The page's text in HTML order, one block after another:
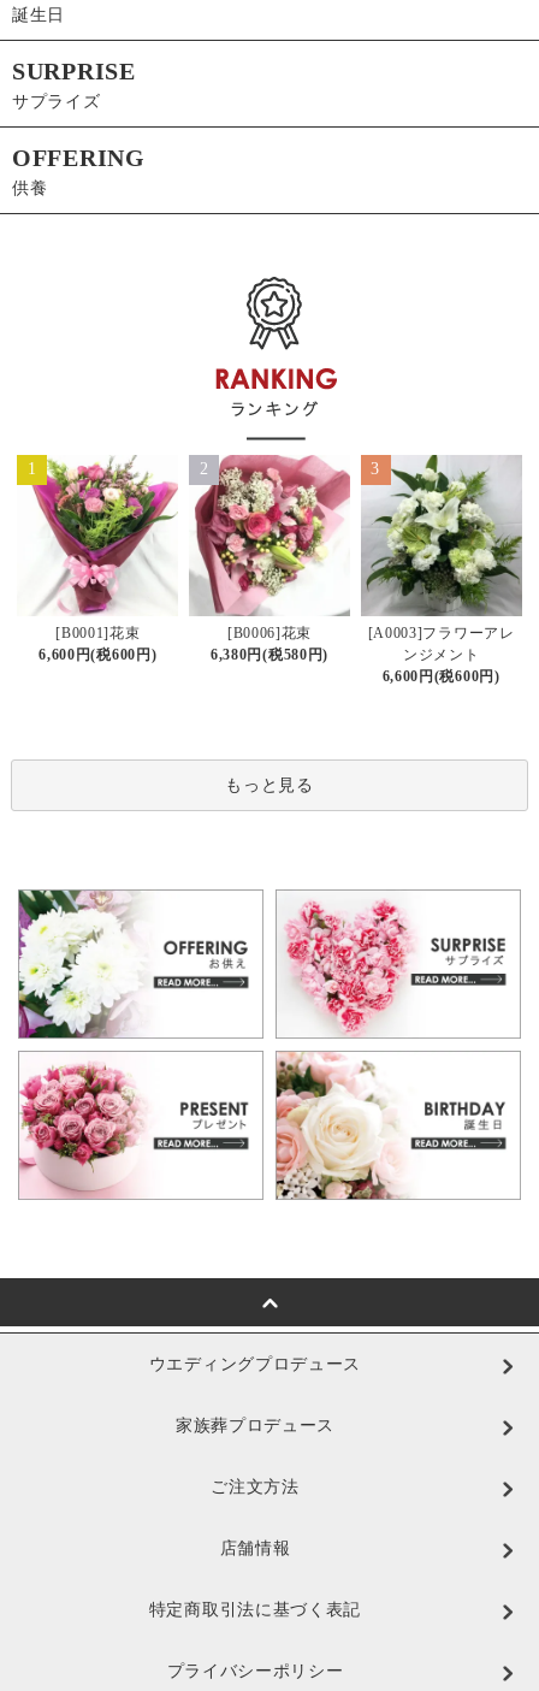
誕生日
SURPRISE
サプライズ
OFFERING
供養
1
[B0001]花束
6,600円(税600円)
2
[B0006]花束
6,380円(税580円)
3
[A0003]フラワーアレ
ンジメント
6,600円(税600円)
もっと見る
ウエディングプロデュース
家族葬プロデュース
ご注文方法
店舗情報
特定商取引法に基づく表記
プライバシーポリシー